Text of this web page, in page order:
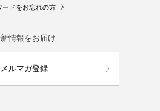
ードをお忘れの方
情報をお届け
メルマガ登録